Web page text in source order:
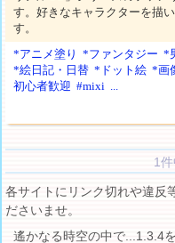
す。好きなキャラクターを描
す。
*アニメ塗り
*ファンタジー *
*絵日記・日替 *ドット絵 *画
初心者歓迎 #mixi ...
1
各サイトにリンク切れや違反
ださいませ。
遙かなる時空の中で...1.3.4